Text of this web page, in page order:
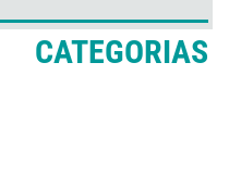
CATEGORIAS